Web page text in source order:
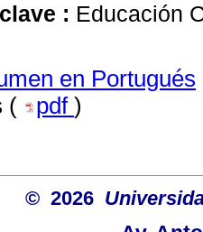
: Educación
en Portugués
(
pdf )
© 2026